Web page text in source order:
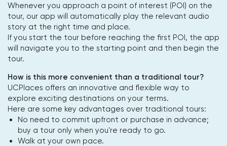
Whenever you approach a point of interest (POI) on the
tour, our app will automatically play the relevant audio
story at the right time and place.
If you start the tour before reaching the first POI, the app
will navigate you to the starting point and then begin the
tour.
How is this more convenient than a traditional tour?
UCPlaces offers an innovative and flexible way to
explore exciting destinations on your terms.
Here are some key advantages over traditional tours:
No need to commit upfront or purchase in advance;
buy a tour only when you're ready to go.
Walk at your own pace.